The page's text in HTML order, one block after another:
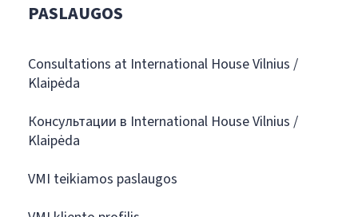
PASLAUGOS
Consultations at International House Vilnius /
Klaipėda
Консультации в International House Vilnius /
Klaipėda
VMI teikiamos paslaugos